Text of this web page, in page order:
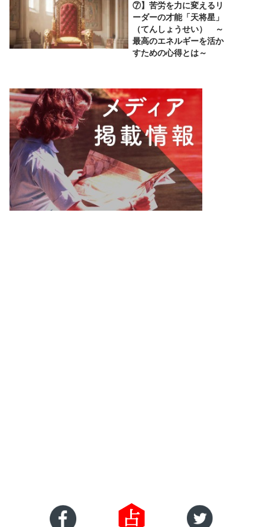
⑦】苦労を力に変えるリ
ーダーの才能「天将星」
（てんしょうせい） ～
最高のエネルギーを活か
すための心得とは～